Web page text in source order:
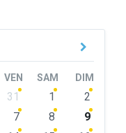
VEN SAM DIM
31 1
2
7 8
9